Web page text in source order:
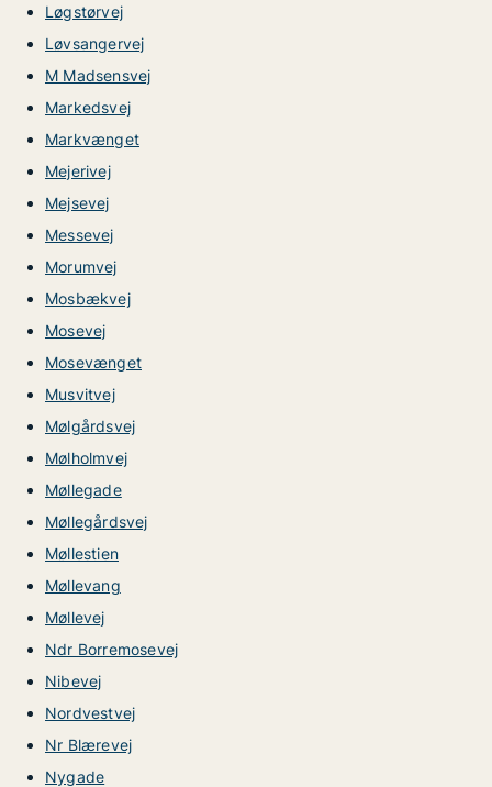
Løgstørvej
Løvsangervej
M Madsensvej
Markedsvej
Markvænget
Mejerivej
Mejsevej
Messevej
Morumvej
Mosbækvej
Mosevej
Mosevænget
Musvitvej
Mølgårdsvej
Mølholmvej
Møllegade
Møllegårdsvej
Møllestien
Møllevang
Møllevej
Ndr Borremosevej
Nibevej
Nordvestvej
Nr Blærevej
Nygade